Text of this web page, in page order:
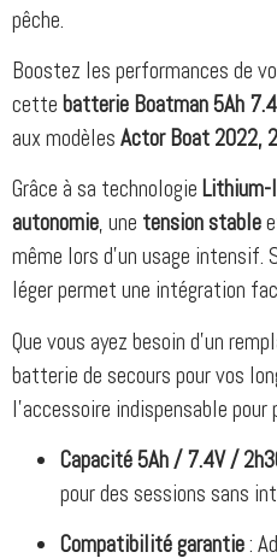
pêche.
Boostez les performances de
cette batterie Boatman 5Ah
aux modèles Actor Boat 2022,
Grâce à sa technologie Lithium-
autonomie, une tension stable
même lors d’un usage
léger permet une intégration
Que vous ayez besoin d’un
batterie de secours pour vos
l’accessoire indispensable
Capacité 5Ah / 7.4V /
pour des sessions sans
Compatibilité garantie: